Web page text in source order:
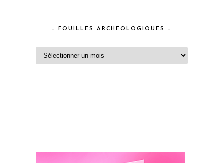
– FOUILLES ARCHEOLOGIQUES –